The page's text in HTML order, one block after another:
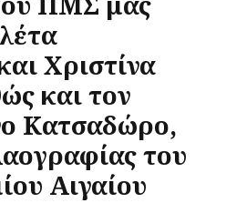
Χριστίνα
και τον
Κατσαδώρο,
του
Αιγαίου